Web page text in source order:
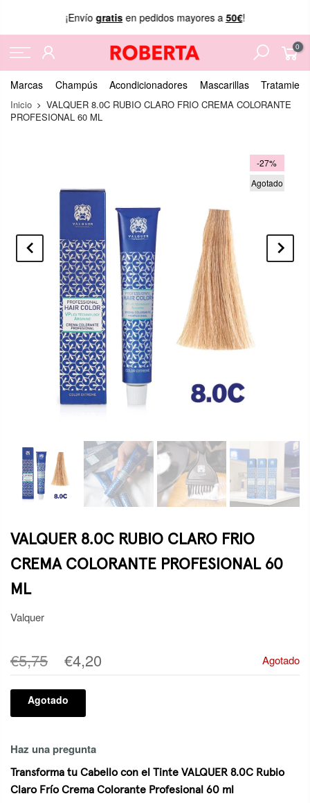
¡Envío gratisen pedidos mayores a 50€!
0
Marcas Champús Acondicionadores Mascarillas
Inicio
VALQUER 8.0C RUBIO CLARO FRIO CREMA COLORANTE
PROFESIONAL 60 ML
-27%
Agotado
VALQUER 8.0C RUBIO CLARO FRIO
CREMA COLORANTE PROFESIONAL 60
ML
Valquer
€5,75 €4,20 Agotado
Agotado
Haz una pregunta
Transforma tu Cabello con el Tinte VALQUER 8.0C Rubio
Claro Frío Crema Colorante Profesional 60 ml